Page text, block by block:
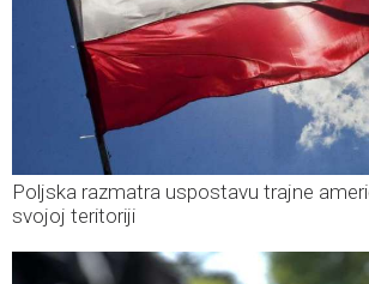
Poljska razmatra uspostavu trajne
svojoj teritoriji